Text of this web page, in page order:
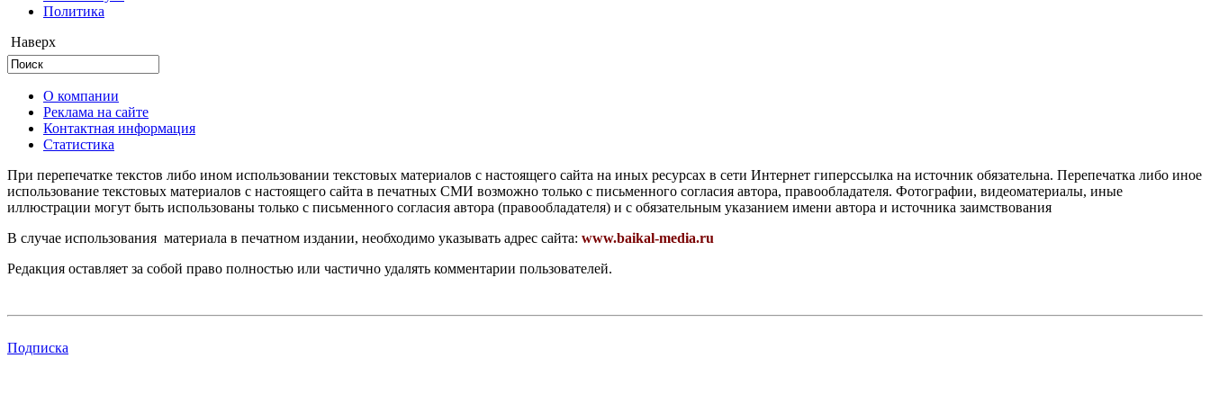
Политика
Наверх
О компании
Реклама на сайте
Контактная информация
Статистика
При перепечатке текстов либо ином использовании текстовых материалов с настоящего сайта на иных ресурсах в сети Интернет гиперссылка на источник обязательна. Перепечатка либо иное
использование текстовых материалов с настоящего сайта в печатных СМИ возможно только с письменного согласия автора, правообладателя. Фотографии, видеоматериалы, иные
иллюстрации могут быть использованы только с письменного согласия автора (правообладателя) и с обязательным указанием имени автора и источника заимствования
В случае использования материала в печатном издании, необходимо указывать адрес сайта: www.baikal-media.ru
Редакция оставляет за собой право полностью или частично удалять комментарии пользователей.
Подписка